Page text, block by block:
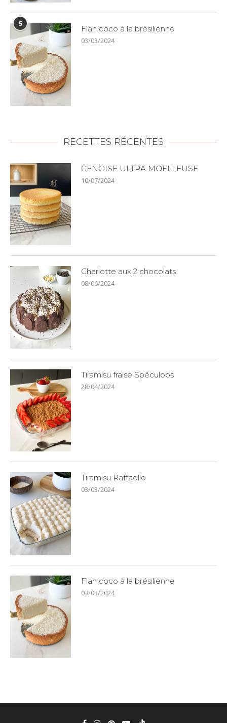
5
Flan coco à la brésilienne
03/03/2024
RECETTES RÉCENTES
GENOISE ULTRA MOELLEUSE
10/07/2024
Charlotte aux 2 chocolats
08/06/2024
Tiramisu fraise Spéculoos
28/04/2024
Tiramisu Raffaello
03/03/2024
Flan coco à la brésilienne
03/03/2024